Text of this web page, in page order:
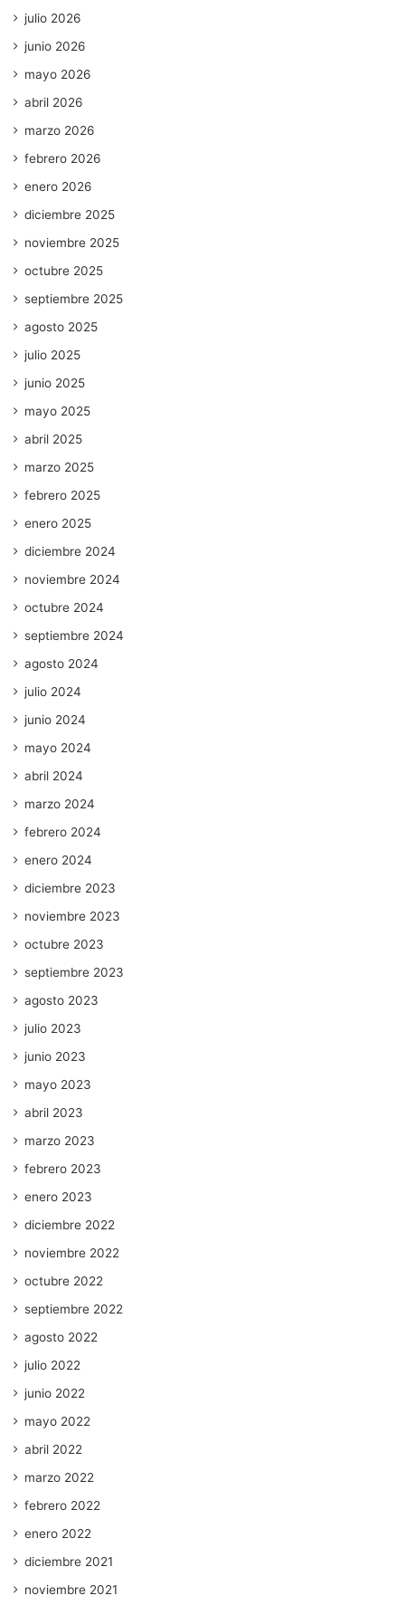
julio 2026
junio 2026
mayo 2026
abril 2026
marzo 2026
febrero 2026
enero 2026
diciembre 2025
noviembre 2025
octubre 2025
septiembre 2025
agosto 2025
julio 2025
junio 2025
mayo 2025
abril 2025
marzo 2025
febrero 2025
enero 2025
diciembre 2024
noviembre 2024
octubre 2024
septiembre 2024
agosto 2024
julio 2024
junio 2024
mayo 2024
abril 2024
marzo 2024
febrero 2024
enero 2024
diciembre 2023
noviembre 2023
octubre 2023
septiembre 2023
agosto 2023
julio 2023
junio 2023
mayo 2023
abril 2023
marzo 2023
febrero 2023
enero 2023
diciembre 2022
noviembre 2022
octubre 2022
septiembre 2022
agosto 2022
julio 2022
junio 2022
mayo 2022
abril 2022
marzo 2022
febrero 2022
enero 2022
diciembre 2021
noviembre 2021